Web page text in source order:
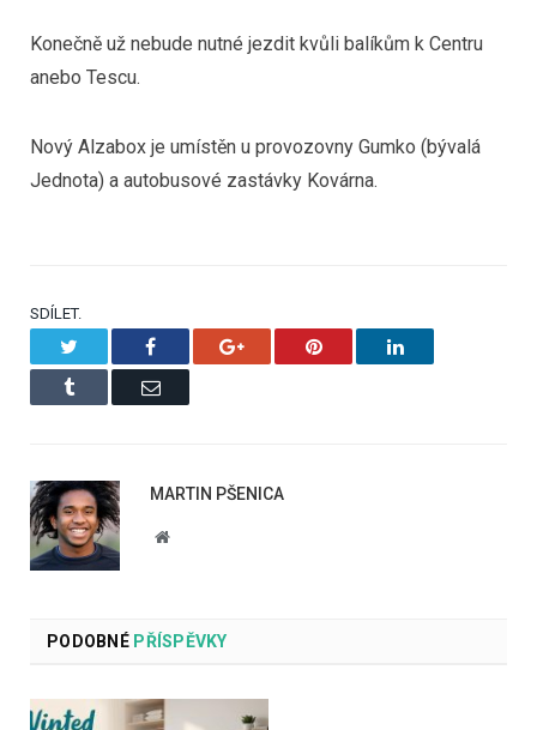
Konečně už nebude nutné jezdit kvůli balíkům k Centru
anebo Tescu.
Nový Alzabox je umístěn u provozovny Gumko (bývalá
Jednota) a autobusové zastávky Kovárna.
SDÍLET.
Facebook Google+ Pinterest LinkedIn
Tumblr Email
MARTIN PŠENICA
Website
PODOBNÉPŘÍSPĚVKY